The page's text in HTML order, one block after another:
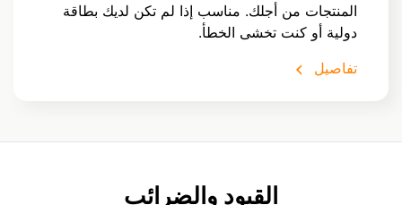
المنتجات من أجلك. مناسب إذا لم تكن لديك بطاقة
دولية أو كنت تخشى الخطأ.
تفاصيل
القيود والضرائب